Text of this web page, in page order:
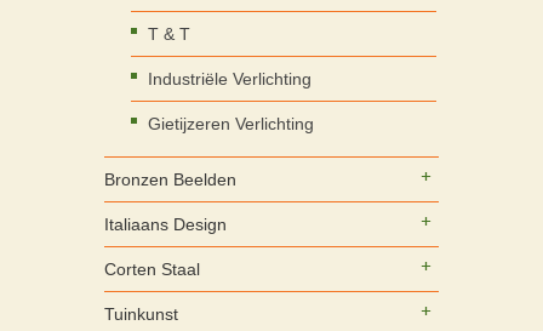
T & T
Industriële Verlichting
Gietijzeren Verlichting
Bronzen Beelden
Italiaans Design
Corten Staal
Tuinkunst